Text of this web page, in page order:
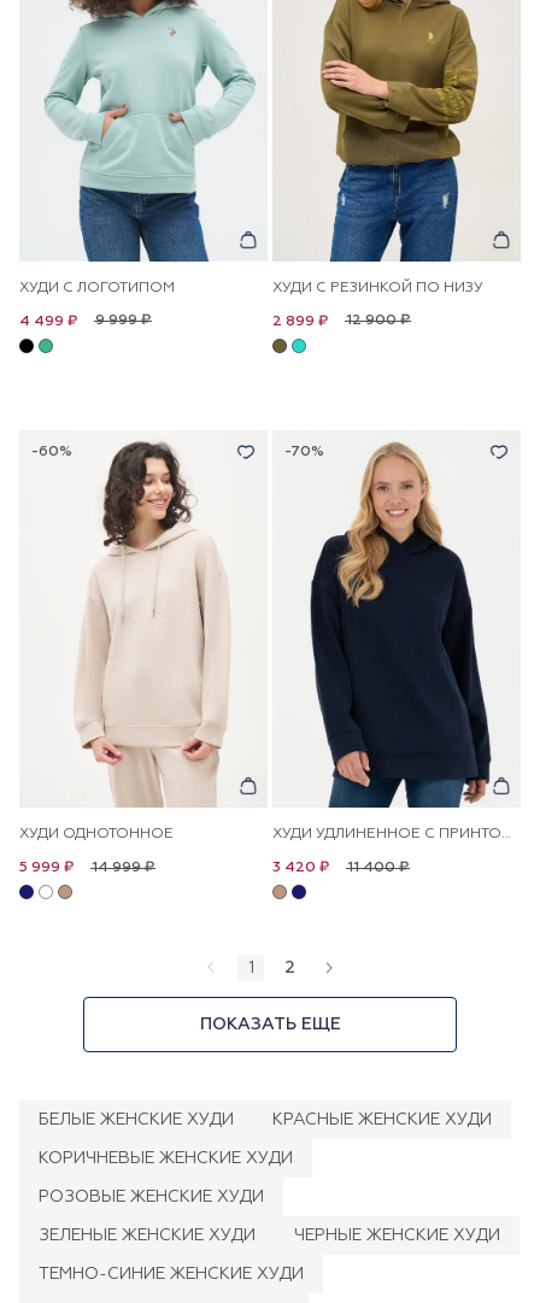
ХУДИ С ЛОГОТИПОМ
9 999 ₽
4 499 ₽
ХУДИ С РЕЗИНКОЙ ПО НИЗУ
12 900 ₽
2 899 ₽
-60%
ХУДИ ОДНОТОННОЕ
14 999 ₽
5 999 ₽
-70%
ХУДИ УДЛИНЕННОЕ С ПРИНТОМ НА СПИНЕ
11 400 ₽
3 420 ₽
1 2
ПОКАЗАТЬ ЕЩЕ
БЕЛЫЕ ЖЕНСКИЕ ХУДИ КРАСНЫЕ ЖЕНСКИЕ ХУДИ
КОРИЧНЕВЫЕ ЖЕНСКИЕ ХУДИ
РОЗОВЫЕ ЖЕНСКИЕ ХУДИ
ЗЕЛЕНЫЕ ЖЕНСКИЕ ХУДИ ЧЕРНЫЕ ЖЕНСКИЕ ХУДИ
ТЕМНО-СИНИЕ ЖЕНСКИЕ ХУДИ